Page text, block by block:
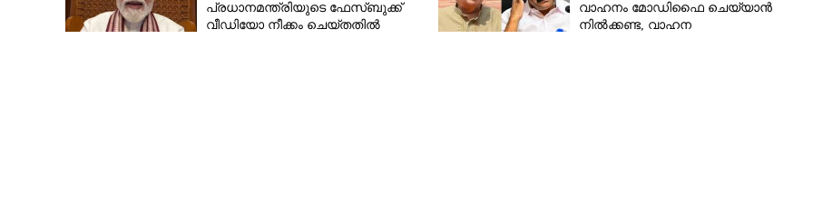
പ്രധാനമന്ത്രിയുടെ ഫേസ്‌ബുക്ക്
വീഡിയോ നീക്കം ചെയ്തതിൽ
വാഹനം മോഡിഫൈ ചെയ്യാൻ
നിൽക്കണ്ട, വാഹന